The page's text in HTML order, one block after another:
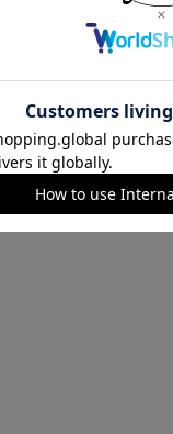
アメリカンクラシッ
クス AMERICAN CL
ンプ ロゴ＆ベンチ